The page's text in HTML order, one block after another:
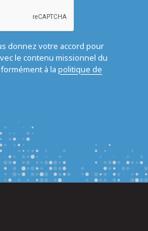
donnez votre accord pour
le contenu missionnel du
à la politique de